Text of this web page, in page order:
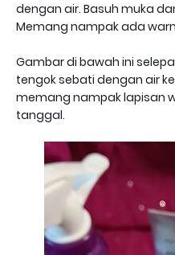
dengan air. Basuh muka
Memang nampak ada
Gambar di bawah ini
tengok sebati dengan air
memang nampak lapisan
tanggal.